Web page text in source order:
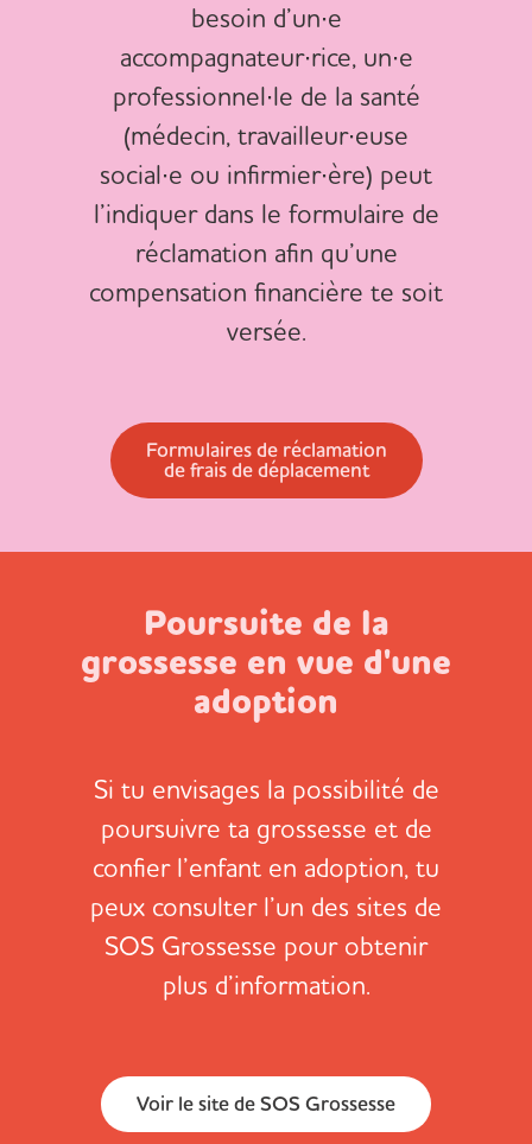
besoin d’un∙e
accompagnateur∙rice, un∙e
professionnel∙le de la santé
(médecin, travailleur∙euse
social∙e ou infirmier∙ère) peut
l’indiquer dans le formulaire de
réclamation afin qu’une
compensation financière te soit
versée.
Formulaires de réclamation
de frais de déplacement
Poursuite de la
grossesse en vue d'une
adoption
Si tu envisages la possibilité de
poursuivre ta grossesse et de
confier l’enfant en adoption, tu
peux consulter l’un des sites de
SOS Grossesse pour obtenir
plus d’information.
Voir le site de SOS Grossesse